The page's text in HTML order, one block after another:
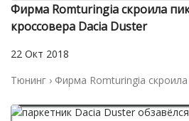
Фирма Romturingia скроила
кроссовера Dacia Duster
22 Окт 2018
Тюнинг › Фирма Romturingia